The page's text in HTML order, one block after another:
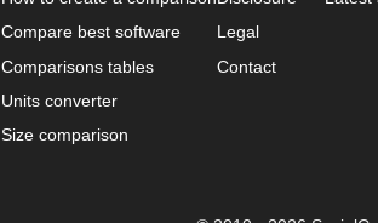
Compare best software
Comparisons tables
Units converter
Size comparison
Legal
Contact